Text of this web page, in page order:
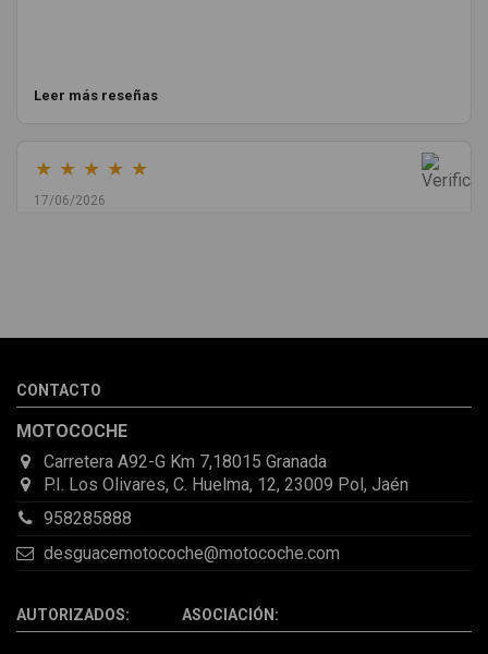
Leer más reseñas
★ ★ ★ ★ ★
17/06/2026
la pieza llegó correcta y bien embalada, además de llegarme 2
CONTACTO
MOTOCOCHE
Carretera A92-G Km 7,18015 Granada
P.I. Los Olivares, C. Huelma, 12, 23009 Pol, Jaén
958285888
desguacemotocoche@motocoche.com
AUTORIZADOS: ASOCIACIÓN: